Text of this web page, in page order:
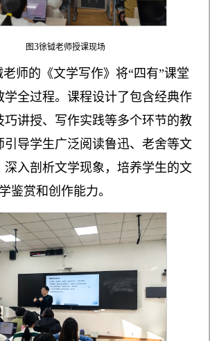
图3徐钺老师授课现场
师的《文学写作》将“四有”课堂
学全过程。课程设计了包含经典作
巧讲授、写作实践等多个环节的教
引导学生广泛阅读鲁迅、老舍等文
深入剖析文学现象，培养学生的文
学鉴赏和创作能力。